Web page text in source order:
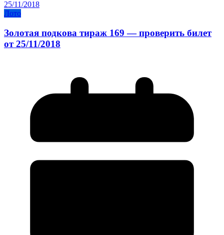
Лото
Золотая подкова тираж 169 — проверить билет
от 25/11/2018